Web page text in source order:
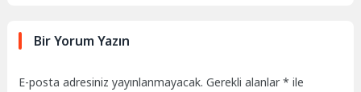
Bir Yorum Yazın
E-posta adresiniz yayınlanmayacak. Gerekli alanlar* ile